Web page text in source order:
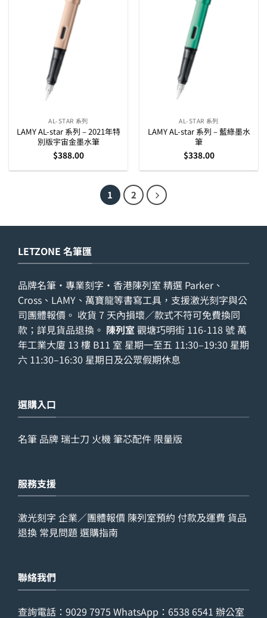
AL-STAR 系列
LAMY AL-star 系列 – 2021年特
別版宇宙金墨水筆
$388.00
AL-STAR 系列
LAMY AL-star 系列 – 藍綠墨水
筆
$338.00
1 2
LETZONE 名筆匯
品牌名筆・專業刻字・香港陳列室 精選 Parker、
Cross、LAMY、萬寶龍等書寫工具，支援激光刻字與公
司團體報價。 收貨 7 天內損壞／款式不符可免費換同
款；詳見貨品退換 。 陳列室 觀塘巧明街 116-118 號 萬
年工業大廈 13 樓 B11 室 星期一至五 11:30–19:30 星期
六 11:30–16:30 星期日及公眾假期休息
選購入口
名筆 品牌瑞士刀 火機筆芯配件 限量版
服務支援
激光刻字 企業／團體報價 陳列室預約 付款及運費 貨品
退換 常見問題 選購指南
聯絡我們
查詢電話： 9029 7975 WhatsApp： 6538 6541 辦公室